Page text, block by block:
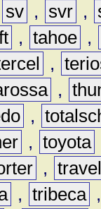
sv , svr ,
, tahoe ,
,
,
,
, toyota
,
, tribeca